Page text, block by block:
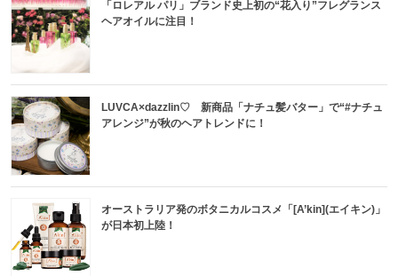
「ロレアル パリ」ブランド史上初の“花入り”フレグランス
ヘアオイルに注目！
LUVCA×dazzlin♡ 新商品「ナチュ髪バター」で“#ナチュ
アレンジ”が秋のヘアトレンドに！
オーストラリア発のボタニカルコスメ「[A’kin](エイキン)」
が日本初上陸！